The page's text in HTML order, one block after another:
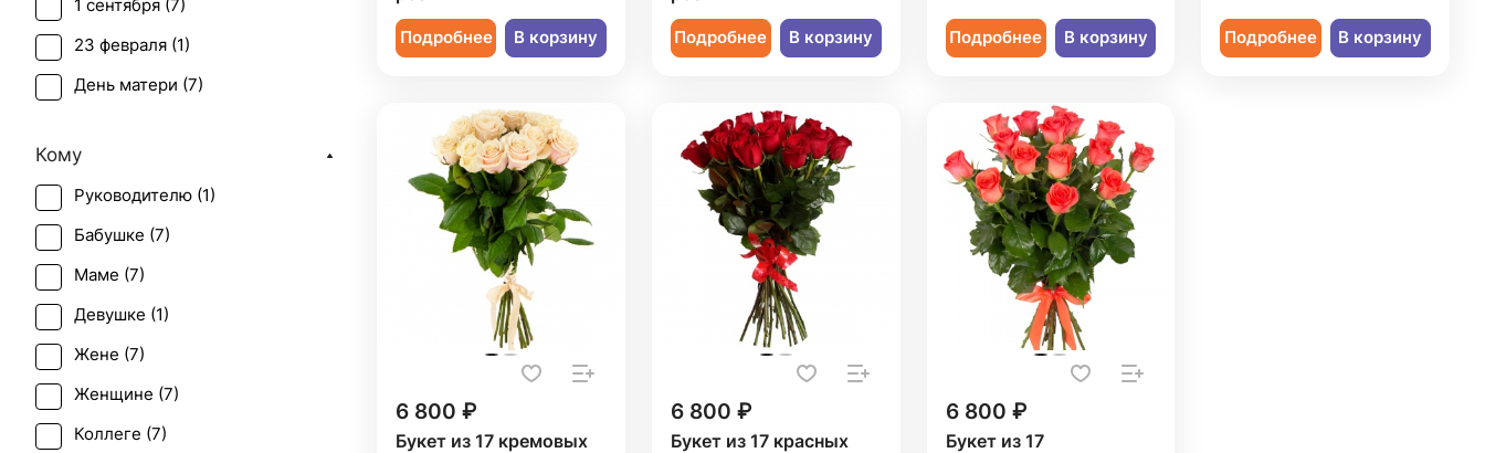
Подробнее В корзину Подробнее В корзину Подробнее В корзину Подробнее В корзину
6 800 ₽
Букет из 17 кремовых
6 800 ₽
Букет из 17 красных
6 800 ₽
Букет из 17
1 сентября (7)
23 февраля (1)
День матери (7)
Первое свидание (
Рождество (2)
Татьянин день (
Кому
Руководителю (1)
Бабушке (7)
Маме (7)
Девушке (1)
Жене (7)
Женщине (7)
Коллеге (7)